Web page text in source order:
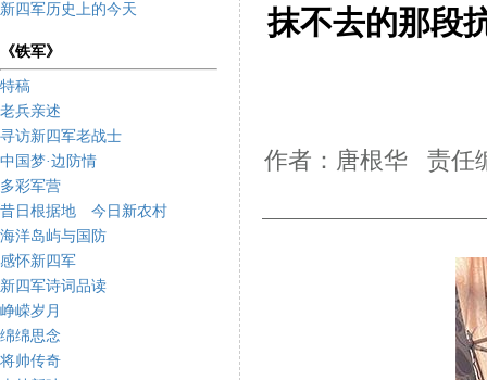
新四军历史上的今天
《铁军》
特稿
老兵亲述
寻访新四军老战士
中国梦·边防情
多彩军营
昔日根据地 今日新农村
海洋岛屿与国防
感怀新四军
新四军诗词品读
峥嵘岁月
绵绵思念
将帅传奇
抹不去的那段
作者：唐根华 责任